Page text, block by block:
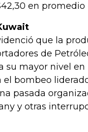
en promedio
que la
de
su mayor nivel en
bombeo
pasada
y otras